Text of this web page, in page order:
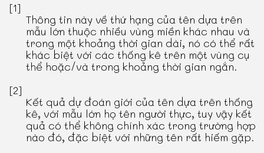
[1]
Thông tin này về thứ hạng của tên dựa trên
mẫu lớn thuộc nhiều vùng miền khác nhau và
trong một khoảng thời gian dài, nó có thể rất
khác biệt với các thống kê trên một vùng cụ
thể hoặc/và trong khoảng thời gian ngắn.
[2]
Kết quả dự đoán giới của tên dựa trên thống
kê, với mẫu lớn họ tên người thực, tuy vậy kết
quả có thể không chính xác trong trường hợp
nào đó, đặc biệt với những tên rất hiếm gặp.